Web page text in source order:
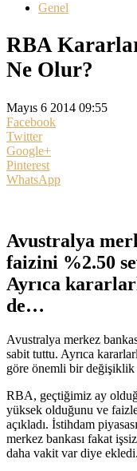
Genel
RBA
Ne Olur?
Mayıs 6 2014 09:55
Facebook
Twitter
Google+
Pinterest
WhatsApp
Avustralya
faizini %2.50
Ayrıca
de…
Avustralya merkez
sabit tuttu. Ayrıca
göre önemli bir değişiklik
RBA, geçtiğimiz ay
yüksek olduğunu ve
açıkladı. İstihdam
merkez bankası fakat
daha vakit var diye ekledi.